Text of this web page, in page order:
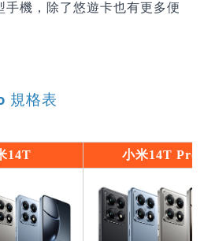
手機，除了悠遊卡也有更多便
規格表
14T 小米14T Pro